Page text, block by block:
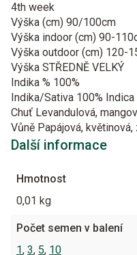
4th week
Výška (cm) 90/100cm
Výška indoor (cm) 90-
Výška outdoor (cm) 120-
Výška STŘEDNĚ VELKÝ
Indika % 100%
Indika/Sativa 100% Indica
Chuť Levandulová,
Vůně Papájová,
Další informace
Hmotnost
0,01 kg
Počet semen v balení
1, 3, 5, 10